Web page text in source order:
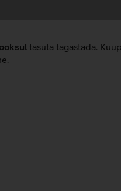
tasuta tagastada.